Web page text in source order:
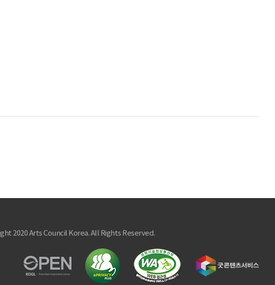
2020 Arts Council Korea. All Rights Reserved.